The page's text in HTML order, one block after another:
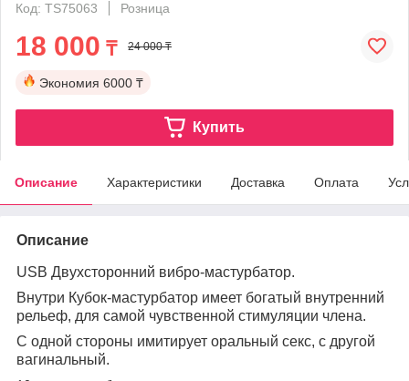
Код: TS75063
Розница
18 000 ₸ 24 000 ₸
Экономия 6000 ₸
Купить
Описание Характеристики Доставка Оплата
Описание
USB Двухсторонний вибро-мастурбатор.
Внутри Кубок-мастурбатор имеет богатый внутренний
рельеф, для самой чувственной стимуляции члена.
С одной стороны имитирует оральный секс, с другой
вагинальный.